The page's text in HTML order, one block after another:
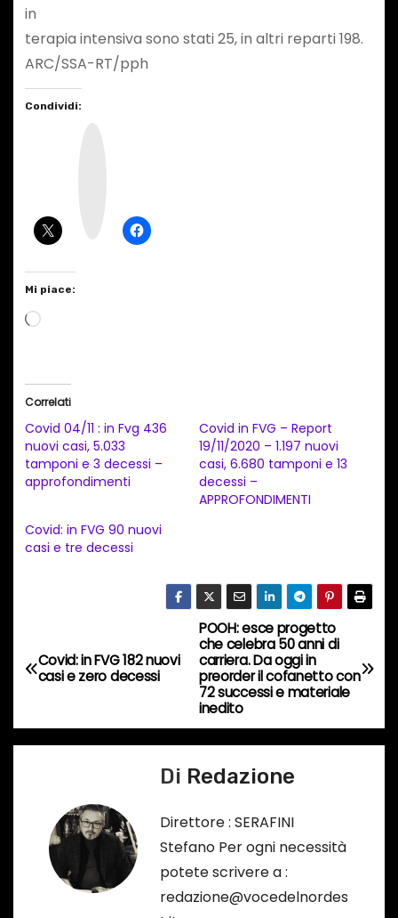
in
terapia intensiva sono stati 25, in altri reparti 198.
ARC/SSA-RT/pph
Condividi:
Mi piace:
C
a
m
e
t
o
o
Correlati
Covid 04/11 : in Fvg 436
nuovi casi, 5.033
tamponi e 3 decessi –
approfondimenti
Covid in FVG – Report
19/11/2020 – 1.197 nuovi
casi, 6.680 tamponi e 13
decessi –
APPROFONDIMENTI
Covid: in FVG 90 nuovi
casi e tre decessi
a
i
POOH: esce progetto
che celebra 50 anni di
carriera. Da oggi in
preorder il cofanetto con
72 successi e materiale
inedito
Covid: in FVG 182 nuovi
casi e zero decessi
Di Redazione
Direttore : SERAFINI
Stefano Per ogni necessità
potete scrivere a :
redazione@vocedelnordes